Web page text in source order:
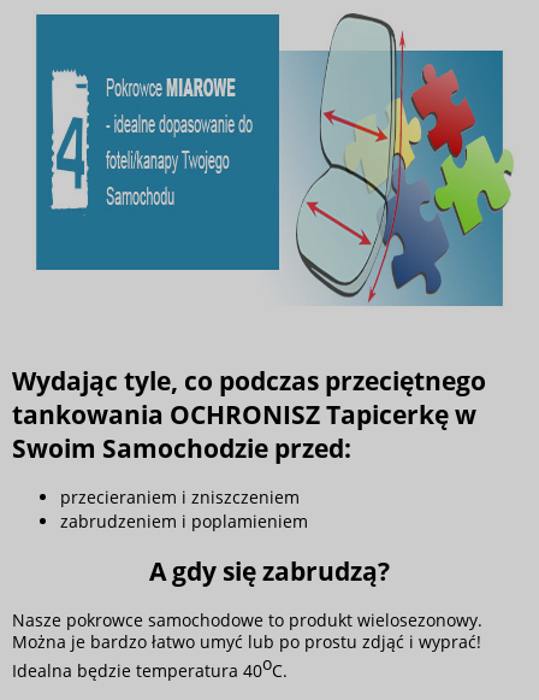
Wydając tyle, co podczas przeciętnego
tankowania OCHRONISZ Tapicerkę w
Swoim Samochodzie przed:
przecieraniem i zniszczeniem
zabrudzeniem i poplamieniem
A gdy się zabrudzą?
Nasze pokrowce samochodowe to produkt wielosezonowy.
Można je bardzo łatwo umyć lub po prostu zdjąć i wyprać!
Idealna będzie temperatura 40oC.